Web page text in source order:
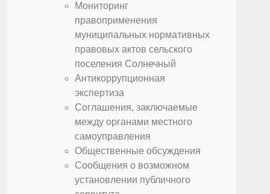
Мониторинг
правоприменения
муниципальных нормативных
правовых актов сельского
поселения Солнечный
Антикоррупционная
экспертиза
Соглашения, заключаемые
между органами местного
самоуправления
Общественные обсуждения
Сообщения о возможном
установлении публичного